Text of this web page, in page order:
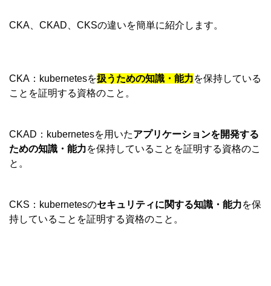
CKA、CKAD、CKSの違いを簡単に紹介します。
CKA：kubernetesを扱うための知識・能力を保持している
ことを証明する資格のこと。
CKAD：kubernetesを用いたアプリケーションを開発する
ための知識・能力を保持していることを証明する資格のこ
と。
CKS：kubernetesのセキュリティに関する知識・能力を保
持していることを証明する資格のこと。